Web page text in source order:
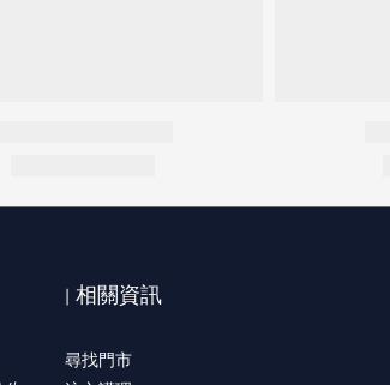
| 相關資訊
尋找門市